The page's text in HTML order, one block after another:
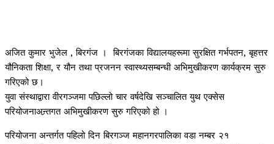
अजित कुमार भुजेल , बिरगंज । बिरगंजका विद्यालयहरूमा सुरक्षित गर्भपतन, बृहत्तर
यौनिकता शिक्षा, र यौन तथा प्रजनन स्वास्थ्यसम्बन्धी अभिमुखीकरण कार्यक्रम सुरु
गरिएको छ।
युवा संस्थाद्वारा वीरगञ्जमा पछिल्लो चार वर्षदेखि सञ्चालित युथ एक्सेस
परियोजनाअन्र्तगत अभिमुखीकरण सुरु गरिएको हो ।
परियोजना अन्तर्गत पहिलो दिन बिरगञ्ज महानगरपालिका वडा नम्बर २१